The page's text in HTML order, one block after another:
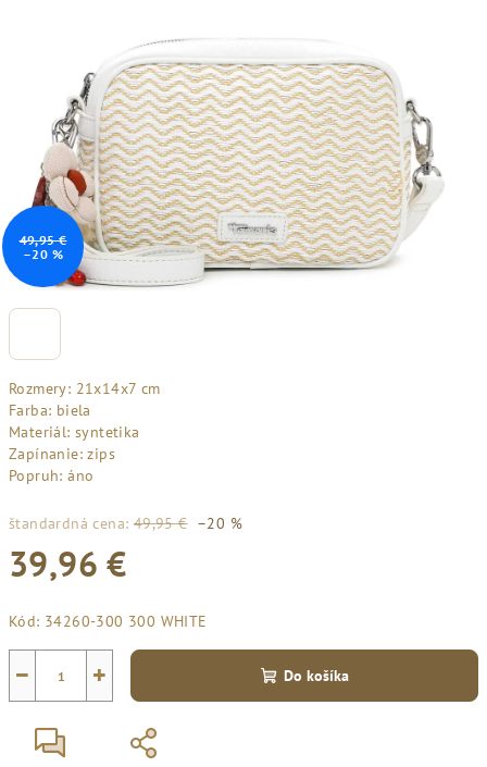
Rozmery: 21x14x7 cm
Farba: biela
Materiál: syntetika
Zapínanie: zips
Popruh: áno
štandardná cena: 49,95 € –20 %
39,96 €
cena:
Kód: 34260-300 300 WHITE
+
− Do košíka
49,95 €
–20 %